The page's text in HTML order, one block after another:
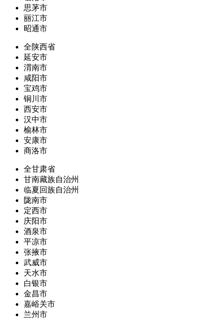
思茅市
丽江市
昭通市
全陕西省
延安市
渭南市
咸阳市
宝鸡市
铜川市
西安市
汉中市
榆林市
安康市
商洛市
全甘肃省
甘南藏族自治州
临夏回族自治州
陇南市
定西市
庆阳市
酒泉市
平凉市
张掖市
武威市
天水市
白银市
金昌市
嘉峪关市
兰州市